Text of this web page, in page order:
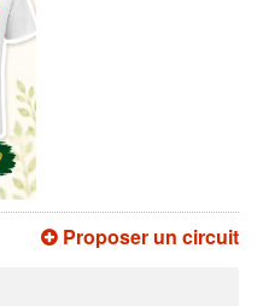
Proposer un circuit